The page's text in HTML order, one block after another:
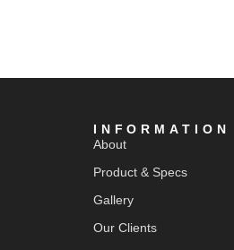
INFORMATION
About
Product & Specs
Gallery
Our Clients